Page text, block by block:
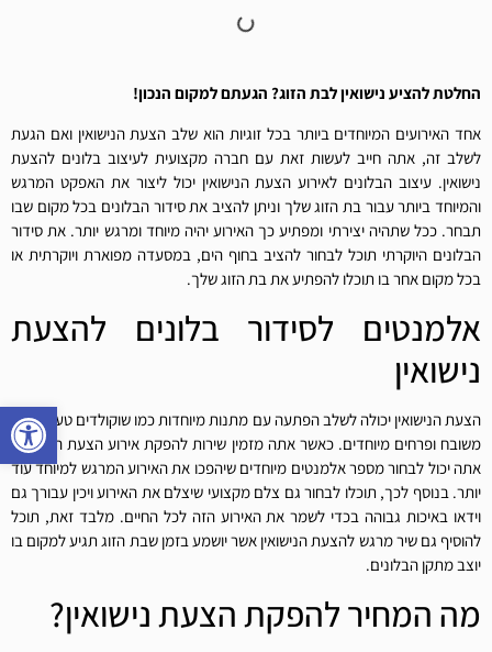
החלטת להציע נישואין לבת הזוג? הגעתם למקום הנכון!
אחד האירועים המיוחדים ביותר בכל זוגיות הוא שלב הצעת הנישואין ואם הגעת
לשלב זה, אתה חייב לעשות זאת עם חברה מקצועית לעיצוב בלונים להצעת
נישואין. עיצוב הבלונים לאירוע הצעת הנישואין יכול ליצור את האפקט המרגש
והמיוחד ביותר עבור בת הזוג שלך וניתן להציב את סידור הבלונים בכל מקום שבו
תבחר. ככל שתהיה יצירתי ומפתיע כך האירוע יהיה מיוחד ומרגש יותר. את סידור
הבלונים היוקרתי תוכל לבחור להציב בחוף הים, במסעדה מפוארת ויוקרתית או
בכל מקום אחר בו תוכלו להפתיע את בת הזוג שלך.
אלמנטים לסידור בלונים להצעת
נישואין
הצעת הנישואין יכולה לשלב הפתעה עם מתנות מיוחדות כמו שוקולדים טעימים, יין
משובח ופרחים מיוחדים. כאשר אתה מזמין שירות להפקת אירוע הצעת הנישואין,
אתה יכול לבחור מספר אלמנטים מיוחדים שיהפכו את האירוע המרגש למיוחד עוד
יותר. בנוסף לכך, תוכלו לבחור גם צלם מקצועי שיצלם את האירוע ויכין עבורך גם
וידאו באיכות גבוהה בכדי לשמר את האירוע הזה לכל החיים. מלבד זאת, תוכל
להוסיף גם שיר מרגש להצעת הנישואין אשר יושמע בזמן שבת הזוג תגיע למקום בו
יוצב מתקן הבלונים.
מה המחיר להפקת הצעת נישואין?
פתח